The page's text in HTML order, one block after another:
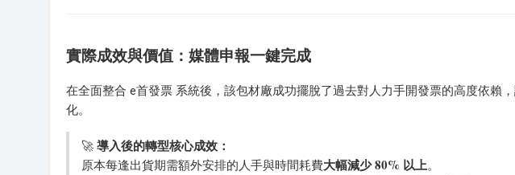
實際成效與價值：媒體申報一鍵完成
在全面整合 e首發票 系統後，該包材廠成功擺脫了過去對人力手開發票的高度依賴
化。
🚀 導入後的轉型核心成效：
原本每逢出貨期需額外安排的人手與時間耗費大幅減少 80% 以上。